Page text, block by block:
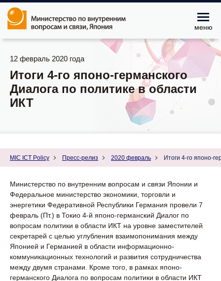
меню
MIC ICT Policy Пресс-релиз 2020 февраль Итоги 4-го японо-
12 февраль 2020 года
Итоги 4-го японо-германского
Диалога по политике в области
ИКТ
Министерство по внутренним вопросам и связи Японии и
Федеральное министерство экономики, торговли и
энергетики Федеративной Республики Германия провели 7
февраль (Пт.) в Токио 4-й японо-германский Диалог по
вопросам политики в области ИКТ на уровне заместителей
секретарей с целью углубления взаимопонимания между
Японией и Германией в области информационно-
коммуникационных технологий и развития сотрудничества
между двумя странами. Кроме того, в рамках японо-
германского Диалога по вопросам политики в области ИКТ